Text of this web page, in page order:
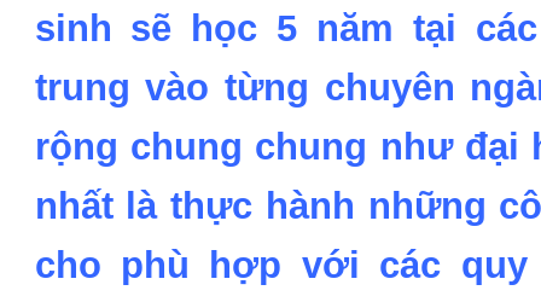
sinh sẽ học 5 năm tại
trung vào từng chuyên
rộng chung chung như đại
nhất là thực hành những
cho phù hợp với các